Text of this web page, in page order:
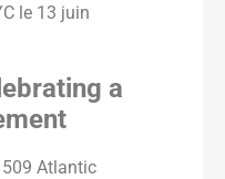
le 13 juin
a
509 Atlantic